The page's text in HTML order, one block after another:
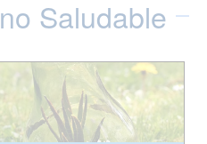
Saludable